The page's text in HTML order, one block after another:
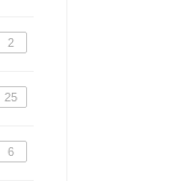
2
25
6